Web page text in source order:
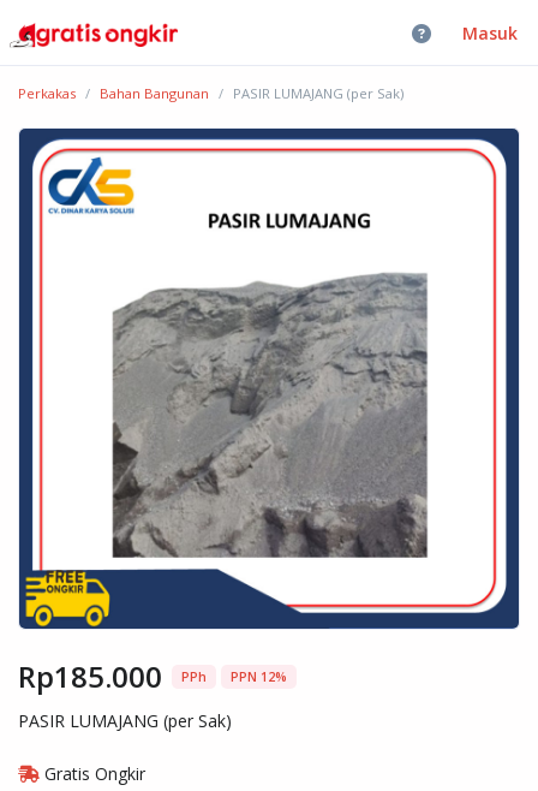
Masuk
Perkakas Bahan Bangunan PASIR LUMAJANG (per Sak)
Rp185.000 PPh PPN 12%
PASIR LUMAJANG (per Sak)
Gratis Ongkir